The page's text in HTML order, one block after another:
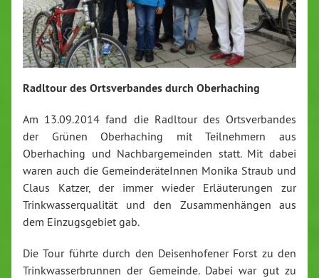
Radltour des Ortsverbandes durch Oberhaching
Am 13.09.2014 fand die Radltour des Ortsverbandes
der Grünen Oberhaching mit Teilnehmern aus
Oberhaching und Nachbargemeinden statt. Mit dabei
waren auch die GemeinderäteInnen Monika Straub und
Claus Katzer, der immer wieder Erläuterungen zur
Trinkwasserqualität und den Zusammenhängen aus
dem Einzugsgebiet gab.
Die Tour führte durch den Deisenhofener Forst zu den
Trinkwasserbrunnen der Gemeinde. Dabei war gut zu